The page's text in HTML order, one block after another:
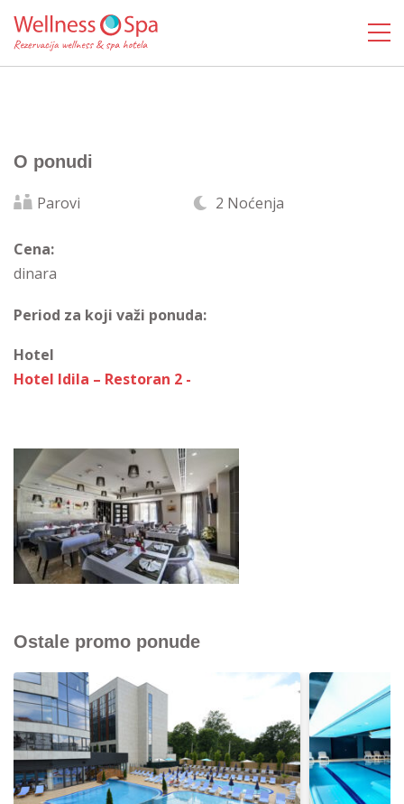
O ponudi
Parovi 2 Noćenja
Cena:
dinara
Period za koji važi ponuda:
Hotel
Hotel Idila – Restoran 2 -
Ostale promo ponude